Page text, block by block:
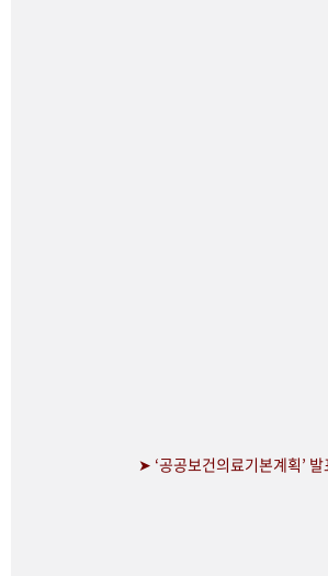
➤ ‘공공보건의료기본계획’ 발